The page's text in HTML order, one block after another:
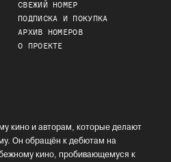
СВЕЖИЙ НОМЕР
ПОДПИСКА И ПОКУПКА
АРХИВ НОМЕРОВ
О ПРОЕКТЕ
кино и авторам, которые делают
Он обращён к дебютам на
кино, пробивающемуся к